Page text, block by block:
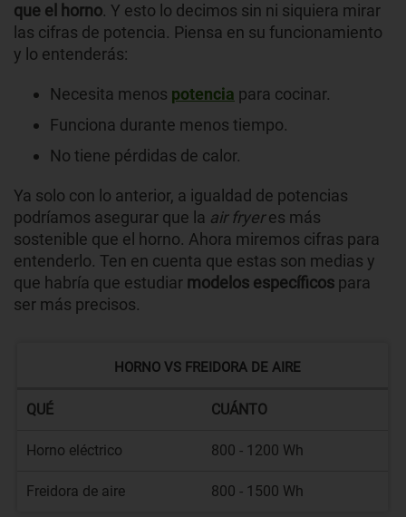
que el horno. Y esto lo decimos sin ni siquiera mirar
las cifras de potencia. Piensa en su funcionamiento
y lo entenderás:
Necesita menos potencia para cocinar.
Funciona durante menos tiempo.
No tiene pérdidas de calor.
Ya solo con lo anterior, a igualdad de potencias
podríamos asegurar que la air fryeres más
sostenible que el horno. Ahora miremos cifras para
entenderlo. Ten en cuenta que estas son medias y
que habría que estudiar modelos específicos para
ser más precisos.
HORNO VS FREIDORA DE AIRE
QUÉ CUÁNTO
Horno eléctrico 800 - 1200 Wh
Freidora de aire 800 - 1500 Wh